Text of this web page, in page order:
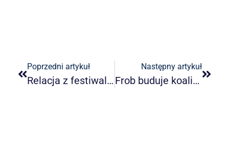
Poprzedni artykuł
Relacja z festiwalu kulinarnego w Pieninach
Następny artykuł
Frob buduje koalicję na rzecz rozwoju obrotu bezgotówkowego w Polsce